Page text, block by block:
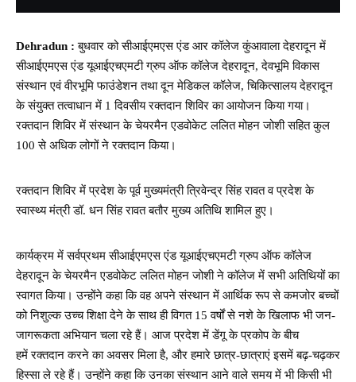
Dehradun : बुधवार को सीआईएमएस एंड आर कॉलेज कुंआवाला देहरादून में
सीआईएमएस एंड यूआईएचएमटी ग्रुप ऑफ कॉलेज देहरादून, देवभूमि विकास
संस्थान एवं वीरभूमि फाउंडेशन तथा दून मेडिकल कॉलेज, चिकित्सालय देहरादून
के संयुक्त तत्वाधान में 1 दिवसीय रक्तदान शिविर का आयोजन किया गया।
रक्तदान शिविर में संस्थान के चेयरमैन एडवोकेट ललित मोहन जोशी सहित कुल
100 से अधिक लोगों ने रक्तदान किया।
रक्तदान शिविर में प्रदेश के पूर्व मुख्यमंत्री त्रिवेन्द्र सिंह रावत व प्रदेश के
स्वास्थ्य मंत्री डॉ. धन सिंह रावत बतौर मुख्य अतिथि शामिल हुए।
कार्यक्रम में सर्वप्रथम सीआईएमएस एंड यूआईएचएमटी ग्रुप ऑफ कॉलेज
देहरादून के चेयरमैन एडवोकेट ललित मोहन जोशी ने कॉलेज में सभी अतिथियों का
स्वागत किया। उन्होंने कहा कि वह अपने संस्थान में आर्थिक रूप से कमजोर बच्चों
को निशुल्क उच्च शिक्षा देने के साथ ही विगत 15 वर्षों से नशे के खिलाफ भी जन-
जागरूकता अभियान चला रहे हैं। आज प्रदेश में डेंगू के प्रकोप के बीच
हमें रक्तदान करने का अवसर मिला है, और हमारे छात्र-छात्राएं इसमें बढ़-चढ़कर
हिस्सा ले रहे हैं। उन्होंने कहा कि उनका संस्थान आने वाले समय में भी किसी भी